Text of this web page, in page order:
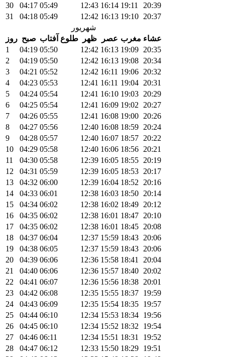
30
04:17 05:49 12:43 16:14 19:11
20:39
31
04:18 05:49 12:42 16:13 19:10 20:37
شهریور
روز صبح طلوع آفتاب ظهر عصر مغرب عشاء
1
04:19 05:50 12:42 16:13 19:09 20:35
2
04:19 05:50 12:42 16:13 19:08 20:34
3
04:21 05:52 12:42 16:11 19:06 20:32
4
04:23 05:53 12:41 16:11 19:04 20:31
5
04:24 05:54 12:41 16:10 19:03 20:29
6
04:25 05:54 12:41 16:09 19:02
20:27
7
04:26 05:55 12:41 16:08 19:00 20:26
8
04:27 05:56 12:40 16:08 18:59 20:24
9
04:28 05:57 12:40 16:07 18:57 20:22
10
04:29 05:58 12:40 16:06 18:56 20:21
11
04:30 05:58 12:39 16:05 18:55 20:19
12
04:31 05:59 12:39 16:05 18:53 20:17
13
04:32 06:00 12:39 16:04 18:52
20:16
14
04:33 06:01 12:38 16:03 18:50 20:14
15
04:34 06:02 12:38 16:02 18:49 20:12
16
04:35 06:02 12:38 16:01 18:47 20:10
17
04:35 06:02 12:38 16:01 18:45 20:08
18
04:37 06:04 12:37 15:59 18:43 20:06
19
04:38 06:05 12:37 15:59 18:43 20:06
20
04:39 06:06 12:36 15:58 18:41
20:04
21
04:40 06:06 12:36 15:57 18:40 20:02
22
04:41 06:07 12:36 15:56 18:38 20:01
23
04:42 06:08 12:35 15:55 18:37 19:59
24
04:43 06:09 12:35 15:54 18:35 19:57
25
04:44 06:10 12:34 15:53 18:34 19:56
26
04:45 06:10 12:34 15:52 18:32
19:54
27
04:46 06:11 12:34 15:51 18:31
19:52
28
04:47 06:12 12:33 15:50 18:29 19:51